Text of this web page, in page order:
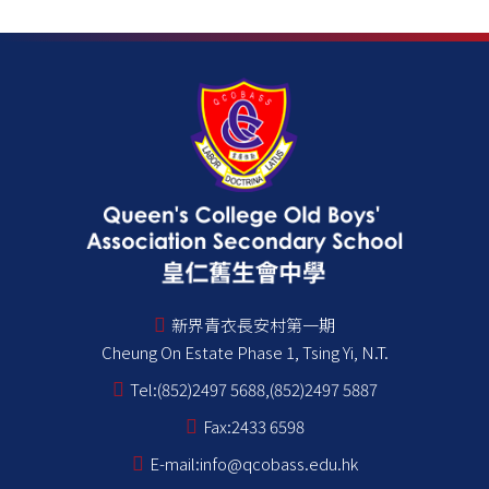
新界青衣長安村第一期
Cheung On Estate Phase 1, Tsing Yi, N.T.
Tel:(852)2497 5688,(852)2497 5887
Fax:2433 6598
E-mail:info@qcobass.edu.hk